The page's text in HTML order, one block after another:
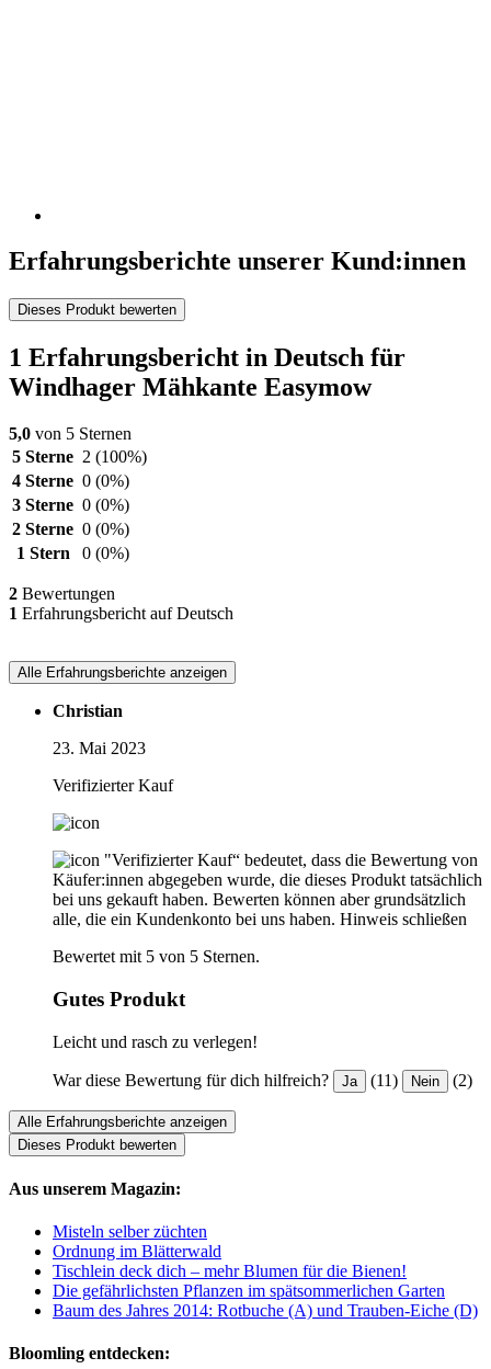
Erfahrungsberichte unserer Kund:innen
Dieses Produkt bewerten
1 Erfahrungsbericht in Deutsch für
Windhager Mähkante Easymow
5,0 von 5 Sternen
5 Sterne 2 (100%)
4 Sterne 0 (0%)
3 Sterne 0 (0%)
2 Sterne 0 (0%)
1 Stern
0 (0%)
2 Bewertungen
1 Erfahrungsbericht auf Deutsch
Alle Erfahrungsberichte anzeigen
Christian
23. Mai 2023
Verifizierter Kauf
"Verifizierter Kauf“ bedeutet, dass die Bewertung von
Käufer:innen abgegeben wurde, die dieses Produkt tatsächlich
bei uns gekauft haben. Bewerten können aber grundsätzlich
alle, die ein Kundenkonto bei uns haben. Hinweis schließen
Bewertet mit 5 von 5 Sternen.
Gutes Produkt
Leicht und rasch zu verlegen!
War diese Bewertung für dich hilfreich? Ja (11) Nein (2)
Alle Erfahrungsberichte anzeigen
Dieses Produkt bewerten
Aus unserem Magazin:
Misteln selber züchten
Ordnung im Blätterwald
Tischlein deck dich – mehr Blumen für die Bienen!
Die gefährlichsten Pflanzen im spätsommerlichen Garten
Baum des Jahres 2014: Rotbuche (A) und Trauben-Eiche (D)
Bloomling entdecken: